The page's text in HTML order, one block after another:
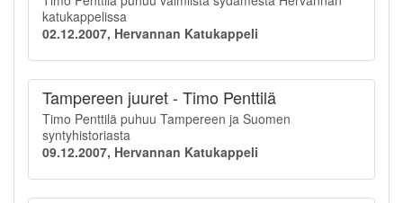
katukappelissa
02.12.2007, Hervannan Katukappeli
Tampereen juuret - Timo Penttilä
Timo Penttilä puhuu Tampereen ja Suomen
syntyhistoriasta
09.12.2007, Hervannan Katukappeli